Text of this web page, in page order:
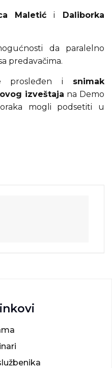
Maletić i Daliborka
da paralelno
predavačima.
prosleđen i snimak
izveštaja na Demo
mogli podsetiti u